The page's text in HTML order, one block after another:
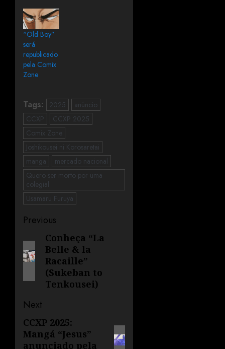
“Old Boy”
será
republicado
pela Comix
Zone
Tags: 2025
anúncio
CCXP
CCXP 2025
Comix Zone
Joshikousei ni Korosaretai
manga
mercado nacional
Quero ser morto por uma
colegial
Usamaru Furuya
Previous
Conheça “La
Belle & la
Racaille”
(Sukeban to
Tenkousei)
Next
CCXP 2025:
Mangá “Jesus”
anunciado pela